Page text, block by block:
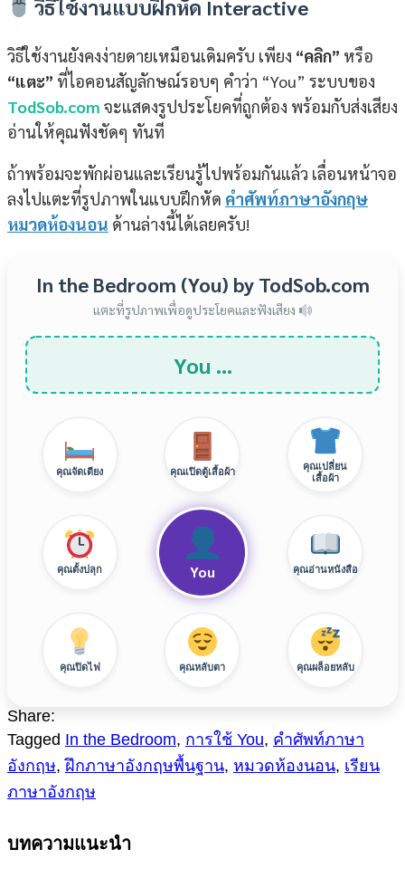
วิธีใช้งานแบบฝึกหัด Interactive
วิธีใช้งานยังคงง่ายดายเหมือนเดิมครับ เพียง “คลิก” หรือ
“แตะ” ที่ไอคอนสัญลักษณ์รอบๆ คำว่า “You” ระบบของ
TodSob.com จะแสดงรูปประโยคที่ถูกต้อง พร้อมกับส่งเสียง
อ่านให้คุณฟังชัดๆ ทันที
ถ้าพร้อมจะพักผ่อนและเรียนรู้ไปพร้อมกันแล้ว เลื่อนหน้าจอ
ลงไปแตะที่รูปภาพในแบบฝึกหัด คำศัพท์ภาษาอังกฤษ
หมวดห้องนอน ด้านล่างนี้ได้เลยครับ!
In the Bedroom (You) by TodSob.com
แตะที่รูปภาพเพื่อดูประโยคและฟังเสียง
You …
คุณจัดเตียง คุณเปิดตู้เสื้อผ้า
คุณเปลี่ยน
เสื้อผ้า
คุณตั้งปลุก You คุณอ่านหนังสือ
คุณปิดไฟ คุณหลับตา คุณผล็อยหลับ
Share:
Tagged In the Bedroom, การใช้ You, คำศัพท์ภาษา
อังกฤษ,ฝึกภาษาอังกฤษพื้นฐาน, หมวดห้องนอน, เรียน
ภาษาอังกฤษ
บทความแนะนำ